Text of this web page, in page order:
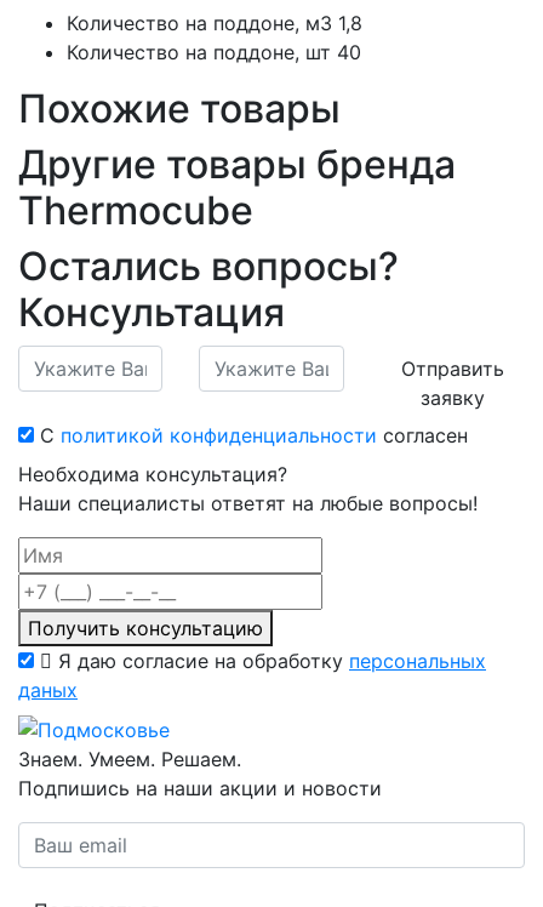
Количество на поддоне, м3 1,8
Количество на поддоне, шт 40
Похожие товары
Другие товары бренда
Thermocube
Остались вопросы?
Консультация
Отправить
заявку
С политикой конфиденциальности согласен
Необходима консультация?
Наши специалисты ответят на любые вопросы!
Получить консультацию
Я даю согласие на обработку персональных
даных
Знаем. Умеем. Решаем.
Подпишись на наши акции и новости